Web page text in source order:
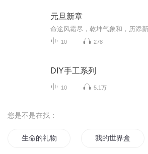
元旦新章
10 278
DIY手工系列
10 5.1万
您是不是在找：
生命的礼物 我的世界盒子物语